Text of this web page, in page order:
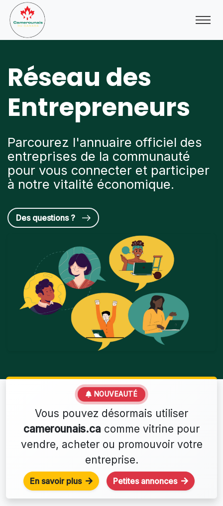
Réseau des
Entrepreneurs
Parcourez l'annuaire officiel des
entreprises de la communauté
pour vous connecter et participer
à notre vitalité économique.
Des questions ?
NOUVEAUTÉ
Vous pouvez désormais utiliser
camerounais.ca comme vitrine pour
vendre, acheter ou promouvoir votre
entreprise.
En savoir plus Petites annonces